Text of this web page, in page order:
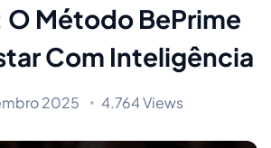
Método BePrime
Com Inteligência
2025 4.764 Views